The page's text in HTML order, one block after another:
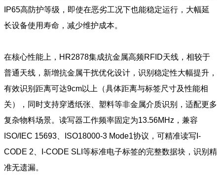
IP65高防护等级，即使在恶劣工况下也能稳定运行，大幅延
长设备使用寿命，减少维护成本。
在核心性能上，HR2878集成抗金属高频RFID天线，相较于
普通天线，新增抗金属干扰优化设计，识别稳定性大幅提升，
有效识别距离可达9cm以上（具体距离与标签尺寸及性能相
关），同时支持穿透纸张、塑料等非金属介质识别，适配更多
复杂物料场景。读写器工作频率固定为13.56MHz，兼容
ISO/IEC 15693、ISO18000-3 Mode1协议，可精准读写I-
CODE 2、I-CODE SLI等标准电子标签的完整数据块，识别精
准无遗漏。